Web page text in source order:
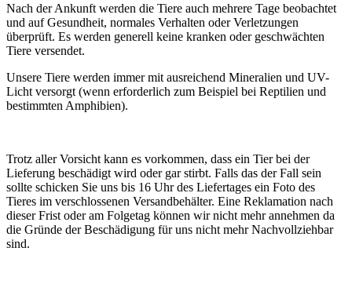
Nach der Ankunft werden die Tiere auch mehrere Tage beobachtet
und auf Gesundheit, normales Verhalten oder Verletzungen
überprüft. Es werden generell keine kranken oder geschwächten
Tiere versendet.
Unsere Tiere werden immer mit ausreichend Mineralien und UV-
Licht versorgt (wenn erforderlich zum Beispiel bei Reptilien und
bestimmten Amphibien).
Trotz aller Vorsicht kann es vorkommen, dass ein Tier bei der
Lieferung beschädigt wird oder gar stirbt. Falls das der Fall sein
sollte schicken Sie uns bis 16 Uhr des Liefertages ein Foto des
Tieres im verschlossenen Versandbehälter. Eine Reklamation nach
dieser Frist oder am Folgetag können wir nicht mehr annehmen da
die Gründe der Beschädigung für uns nicht mehr Nachvollziehbar
sind.